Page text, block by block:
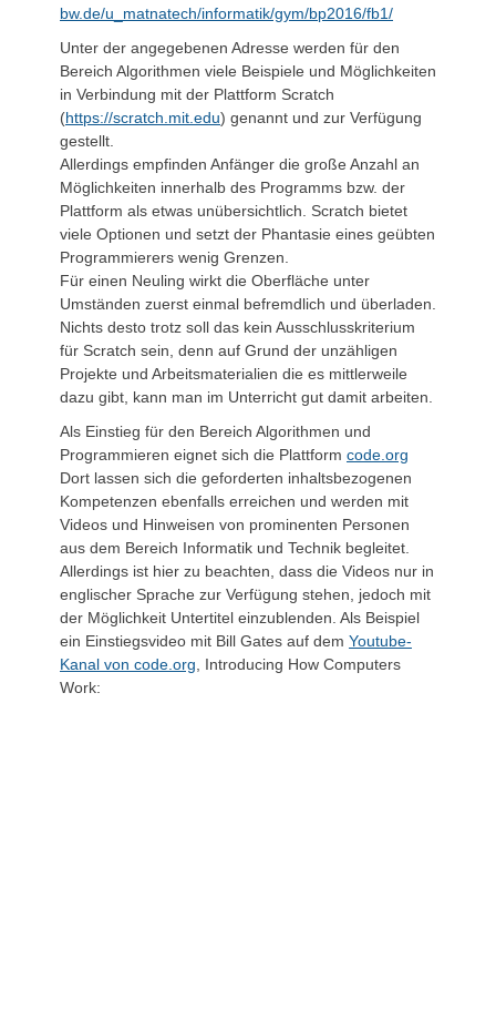
bw.de/u_matnatech/informatik/gym/bp2016/fb1/
Unter der angegebenen Adresse werden für den
Bereich Algorithmen viele Beispiele und Möglichkeiten
in Verbindung mit der Plattform Scratch
(https://scratch.mit.edu) genannt und zur Verfügung
gestellt.
Allerdings empfinden Anfänger die große Anzahl an
Möglichkeiten innerhalb des Programms bzw. der
Plattform als etwas unübersichtlich. Scratch bietet
viele Optionen und setzt der Phantasie eines geübten
Programmierers wenig Grenzen.
Für einen Neuling wirkt die Oberfläche unter
Umständen zuerst einmal befremdlich und überladen.
Nichts desto trotz soll das kein Ausschlusskriterium
für Scratch sein, denn auf Grund der unzähligen
Projekte und Arbeitsmaterialien die es mittlerweile
dazu gibt, kann man im Unterricht gut damit arbeiten.
Als Einstieg für den Bereich Algorithmen und
Programmieren eignet sich die Plattform code.org
Dort lassen sich die geforderten inhaltsbezogenen
Kompetenzen ebenfalls erreichen und werden mit
Videos und Hinweisen von prominenten Personen
aus dem Bereich Informatik und Technik begleitet.
Allerdings ist hier zu beachten, dass die Videos nur in
englischer Sprache zur Verfügung stehen, jedoch mit
der Möglichkeit Untertitel einzublenden. Als Beispiel
ein Einstiegsvideo mit Bill Gates auf dem Youtube-
Kanal von code.org , Introducing How Computers
Work: